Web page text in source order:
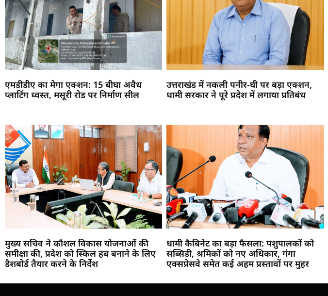
एमडीडीए का मेगा एक्शन: 15 बीघा अवैध
प्लाटिंग ध्वस्त, मसूरी रोड पर निर्माण सील
उत्तराखंड में नकली पनीर-घी पर बड़ा एक्शन,
धामी सरकार ने पूरे प्रदेश में लगाया प्रतिबंध
मुख्य सचिव ने कौशल विकास योजनाओं की
समीक्षा की, प्रदेश को स्किल हब बनाने के लिए
डैशबोर्ड तैयार करने के निर्देश
धामी कैबिनेट का बड़ा फैसला: पशुपालकों को
सब्सिडी, श्रमिकों को नए अधिकार, गंगा
एक्सप्रेसवे समेत कई अहम प्रस्तावों पर मुहर